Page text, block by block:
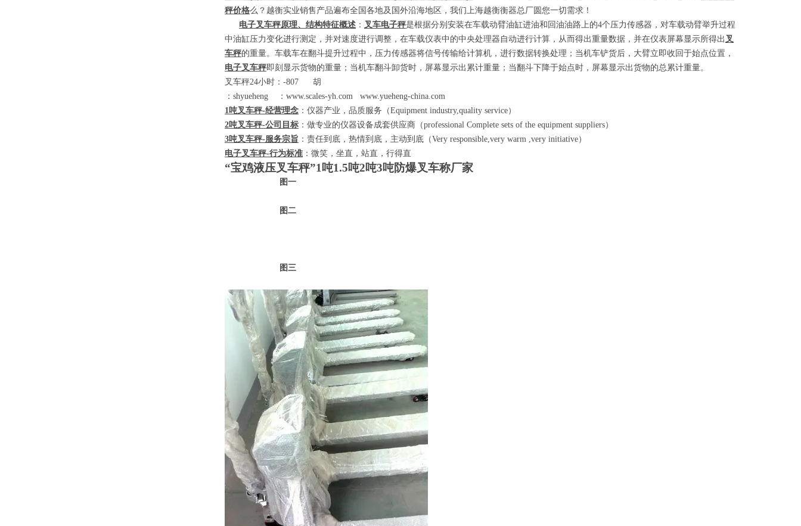
秤价格么？越衡实业销售产品遍布全国各地及国外沿海地区，我们上海越衡衡器总厂圆您一切需求！
电子叉车秤原理、结构特征概述 ： 叉车电子秤是根据分别安装在车载动臂油缸进油和回油油路上的4个压力传感器，对车载动臂举升过程
中油缸压力变化进行测定，并对速度进行调整，在车载仪表中的中央处理器自动进行计算，从而得出重量数据，并在仪表屏幕显示所得出 叉
车秤的重量。车载车在翻斗提升过程中，压力传感器将信号传输给计算机，进行数据转换处理；当机车铲货后，大臂立即收回于始点位置，
电子叉车秤即刻显示货物的重量；当机车翻斗卸货时，屏幕显示出累计重量；当翻斗下降于始点时，屏幕显示出货物的总累计重量。
叉车秤24小时： -807 胡
： shyueheng ： www.scales-yh.com www.yueheng-china.com
1吨叉车秤-经营理念 ：仪器产业，品质服务（Equipment industry,quality service）
2吨叉车秤-公司目标 ：做专业的仪器设备成套供应商（professional Complete sets of the equipment suppliers）
3吨叉车秤-服务宗旨 ：责任到底，热情到底，主动到底（Very responsible,very warm ,very initiative）
电子叉车秤-行为标准 ：微笑，坐直，站直，行得直
“宝鸡液压叉车秤”1 吨1.5吨2吨3吨防爆叉车称厂家
图一
图二
图三